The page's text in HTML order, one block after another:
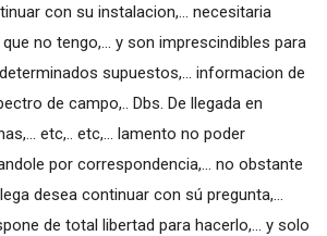
con su instalacion,... necesitaria
no tengo,... y son imprescindibles para
supuestos,... informacion de
de campo,.. Dbs. De llegada en
etc,.. etc,... lamento no poder
por correspondencia,... no obstante
desea continuar con sú pregunta,...
de total libertad para hacerlo,... y solo